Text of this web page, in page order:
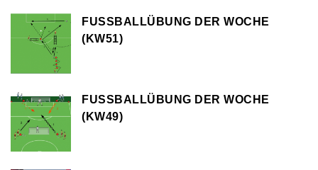
FUSSBALLÜBUNG DER WOCHE (
KW51)
FUSSBALLÜBUNG DER WOCHE (
KW49)